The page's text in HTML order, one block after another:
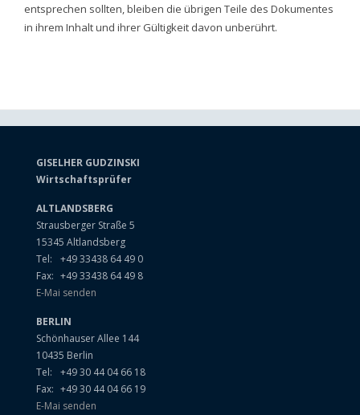
entsprechen sollten, bleiben die übrigen Teile des Dokumentes
in ihrem Inhalt und ihrer Gültigkeit davon unberührt.
GISELHER GUDZINSKI
Wirtschaftsprüfer
ALTLANDSBERG
Strausberger Straße 5
15345 Altlandsberg
Tel:
+49 33438 64 49 0
Fax: +49 33438 64 49 8
E-Mai senden
BERLIN
Schönhauser Allee 144
10435 Berlin
Tel:
+49 30 44 04 66 18
Fax: +49 30 44 04 66 19
E-Mai senden